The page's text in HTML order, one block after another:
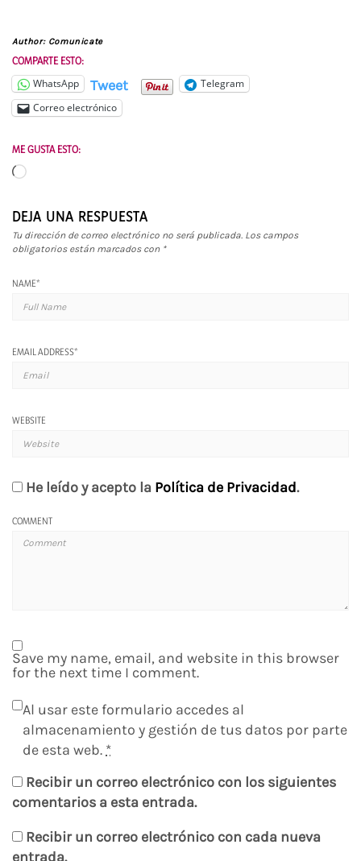
Author: Comunicate
COMPARTE ESTO:
WhatsApp Tweet
Telegram
Correo electrónico
ME GUSTA ESTO:
Cargando...
DEJA UNA RESPUESTA
Tu dirección de correo electrónico no será publicada. Los campos
obligatorios están marcados con *
NAME*
EMAIL ADDRESS*
WEBSITE
He leído y acepto la Política de Privacidad.
COMMENT
Save my name, email, and website in this browser
for the next time I comment.
Al usar este formulario accedes al
almacenamiento y gestión de tus datos por parte
de esta web. *
Recibir un correo electrónico con los siguientes
comentarios a esta entrada.
Recibir un correo electrónico con cada nueva
entrada.